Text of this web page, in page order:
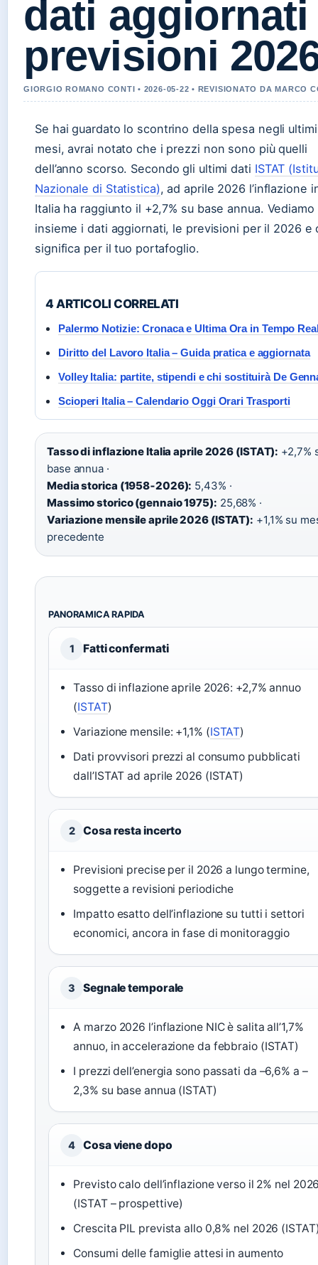
dati aggiornati
previsioni
GIORGIO ROMANO CONTI • 2026-05-22 • REVISIONATO DA MARCO
Se hai guardato lo scontrino della spesa negli ultimi
mesi, avrai notato che i prezzi non sono più quelli
dell’anno scorso. Secondo gli ultimi dati ISTAT
Nazionale di Statistica), ad aprile 2026 l’inflazione
Italia ha raggiunto il +2,7% su base annua. Vediamo
insieme i dati aggiornati, le previsioni per il 2026 e
significa per il tuo portafoglio.
4 ARTICOLI CORRELATI
Palermo Notizie: Cronaca e Ultima Ora in Tempo
Diritto del Lavoro Italia – Guida pratica e aggiornata
Volley Italia: partite, stipendi e chi sostituirà De
Scioperi Italia – Calendario Oggi Orari Trasporti
Tasso di inflazione Italia aprile 2026 (ISTAT): +2,7%
base annua ·
Media storica (1958‑2026): 5,43% ·
Massimo storico (gennaio 1975): 25,68% ·
Variazione mensile aprile 2026 (ISTAT): +1,1% su
precedente
PANORAMICA RAPIDA
1 Fatti confermati
Tasso di inflazione aprile 2026: +2,7% annuo
(ISTAT)
Variazione mensile: +1,1% (ISTAT)
Dati provvisori prezzi al consumo pubblicati
dall’ISTAT ad aprile 2026 (ISTAT)
2 Cosa resta incerto
Previsioni precise per il 2026 a lungo termine,
soggette a revisioni periodiche
Impatto esatto dell’inflazione su tutti i settori
economici, ancora in fase di monitoraggio
3 Segnale temporale
A marzo 2026 l’inflazione NIC è salita all’1,7%
annuo, in accelerazione da febbraio (ISTAT)
I prezzi dell’energia sono passati da –6,6% a –
2,3% su base annua (ISTAT)
4 Cosa viene dopo
Previsto calo dell’inflazione verso il 2% nel
(ISTAT – prospettive)
Crescita PIL prevista allo 0,8% nel 2026
Consumi delle famiglie attesi in aumento